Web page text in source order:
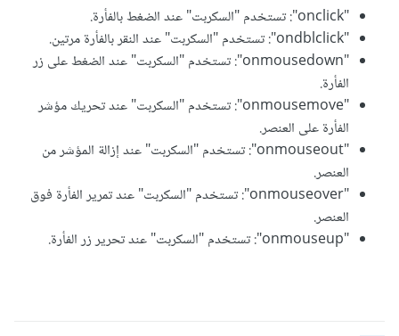
"onclick": تستخدم "السكربت" عند الضغط بالفأرة.
"ondblclick": تستخدم "السكربت" عند النقر بالفأرة مرتين.
"onmousedown": تستخدم "السكربت" عند الضغط على زر
الفأرة.
"onmousemove": تستخدم "السكربت" عند تحريك مؤشر
الفأرة على العنصر.
"onmouseout": تستخدم "السكربت" عند إزالة المؤشر من
العنصر.
"onmouseover": تستخدم "السكربت" عند تمرير الفأرة فوق
العنصر.
"onmouseup": تستخدم "السكربت" عند تحرير زر الفأرة.